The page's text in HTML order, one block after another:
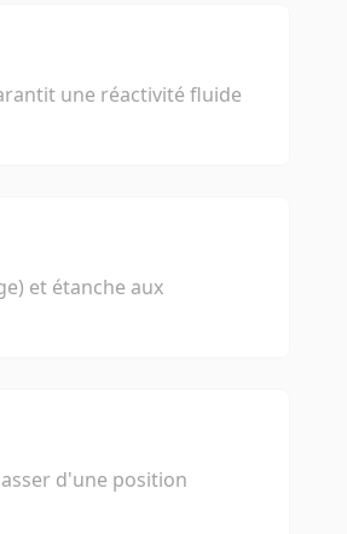
une réactivité fluide
et étanche aux
d'une position